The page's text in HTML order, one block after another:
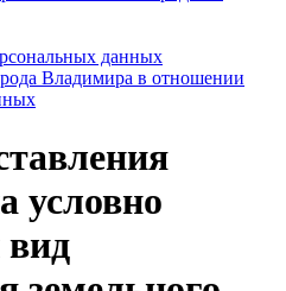
данных
Владимира в отношении
условно